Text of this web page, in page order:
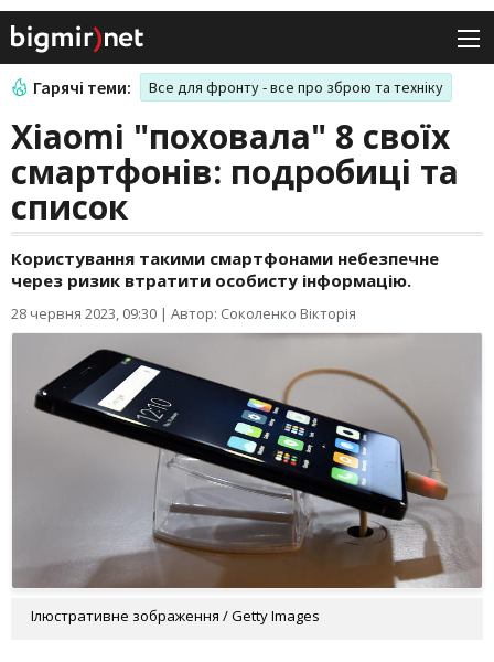
Гарячі теми: Все для фронту - все про зброю та техніку
Xiaomi "поховала" 8 своїх
смартфонів: подробиці та
список
Користування такими смартфонами небезпечне
через ризик втратити особисту інформацію.
28 червня 2023, 09:30 | Автор: Соколенко Вікторія
Ілюстративне зображення / Getty Images